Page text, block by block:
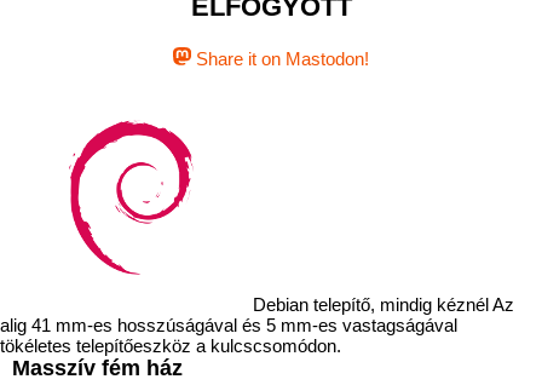
ELFOGYOTT
Share it on Mastodon!
Debian telepítő, mindig kéznél Az
alig 41 mm-es hosszúságával és 5 mm-es vastagságával
tökéletes telepítőeszköz a kulcscsomódon.
Masszív fém ház